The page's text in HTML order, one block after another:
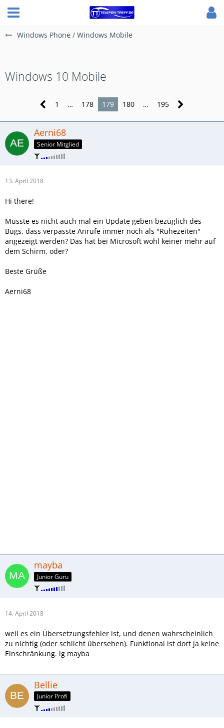
Windows Phone / Windows Mobile
Windows 10 Mobile
1 … 178 179 180 … 195
Aerni68
Senior Mitglied
13. April 2018
Hi there!
Müsste es nicht auch mal ein Update geben bezüglich des
Bugs, dass verpasste Anrufe immer noch als "Ruhezeiten"
angezeigt werden? Das hat bei Microsoft wohl keiner mehr auf
dem Schirm, oder?
Beste Grüße
Aerni68
mayba
Junior Guru
14. April 2018
weil es ein Übersetzungsfehler ist, und denen wahrscheinlich
zu nichtig (oder schlicht übersehen). Funktional ist dort ja keine
Einschränkung. lg mayba
Bellie
Junior Profi